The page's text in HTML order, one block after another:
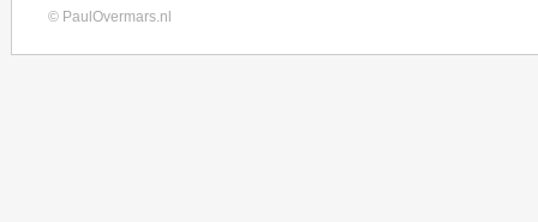
© PaulOvermars.nl